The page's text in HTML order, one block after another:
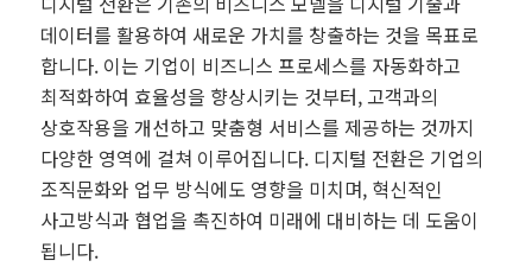
데이터를 활용하여 새로운 가치를 창출하는 것을 목표로
합니다. 이는 기업이 비즈니스 프로세스를 자동화하고
최적화하여 효율성을 향상시키는 것부터, 고객과의
상호작용을 개선하고 맞춤형 서비스를 제공하는 것까지
다양한 영역에 걸쳐 이루어집니다. 디지털 전환은 기업의
조직문화와 업무 방식에도 영향을 미치며, 혁신적인
사고방식과 협업을 촉진하여 미래에 대비하는 데 도움이
됩니다.